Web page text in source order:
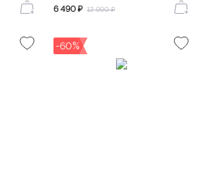
6 490 ₽ 12 990 ₽
-60%